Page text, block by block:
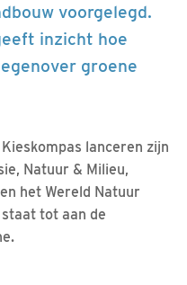
voorgelegd.
inzicht hoe
groene
lanceren zijn
Natuur & Milieu,
het Wereld Natuur
staat tot aan de